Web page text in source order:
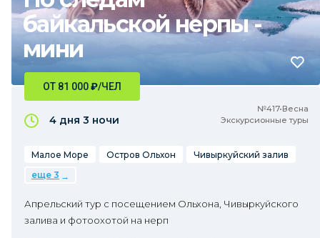
байкальской нерпы -
мини
№417•Весна
Экскурсионные туры
ОТ 81 000₽/ЧЕЛ
4 дня 3 ночи
Малое Море Остров Ольхон
Чивыркуйский залив
еще 3
Апрельский тур с посещением Ольхона, Чивыркуйского
залива и фотоохотой на нерп